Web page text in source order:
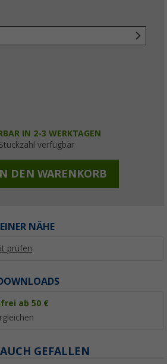
IN 2-3 WERKTAGEN
verfügbar
DEN WARENKORB
NÄHE
prüfen
ab 50 €
GEFALLEN